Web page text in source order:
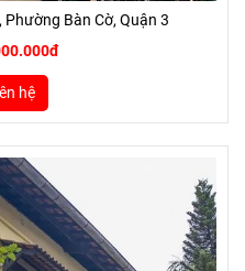
Bàn Cờ, Quận 3
hệ